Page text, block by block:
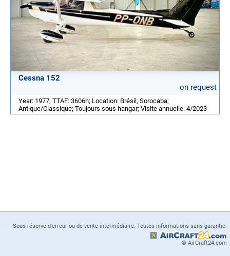
Cessna 152
on request
Year: 1977; TTAF: 3606h; Location: Brésil, Sorocaba;
Antique/Classique; Toujours sous hangar; Visite annuelle: 4/2023
Sous réserve d'erreur ou de vente intermédiaire. Toutes informations sans garantie.
© AirCraft24.com